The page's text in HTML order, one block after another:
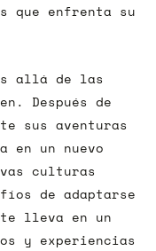
que enfrenta su
allá de las
Después de
sus aventuras
en un nuevo
culturas
de adaptarse
lleva en un
y experiencias